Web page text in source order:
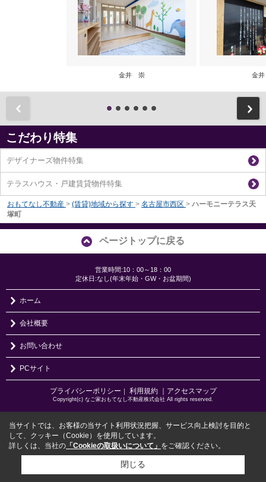
金井 崇 金
こだわり特集
デザイナーズ物件特集
テラスハウス・戸建賃貸物件特集
おもてなし不動産 > (賃貸)地域から探す > 名古屋市西区 > ハーモニーテラス天
塚町
ページトップに戻る
営業時間:10：00～18：00
定休日:なし(年末年始・GW・お盆期間)
ホーム
会社概要
お問い合わせ
PCサイト
プライバシーポリシー 利用規約 ｜アクセスマップ
Copyright(c) なご家おもてなし不動産株式会社 All rights reserved.
当サイトでは、お客様の当サイト利用状況把握、サービス向上検討を目的と
して、クッキー（Cookie）を使用しています。
詳しくは、当社の 「Cookieの取扱いについて」 をご確認ください。
閉じる